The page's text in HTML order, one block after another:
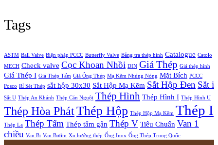
Tags
ASTM Ball Valve Biện pháp PCCC Butterfly Valve Bảng tra thép hình Catalogue Catolo
MECH Check valve Cọc Khoan Nhồi DIN Giá Thép Giá thép hình
Giá Thép I Giá Thép Tấm Giá Ống Thép Mạ Kẽm Nhúng Nóng Mặt Bích PCCC
Posco Rỉ Sét Thép sắt hộp 30x30 Sắt Hộp Mạ Kẽm Sắt Hộp Đen Sắt i
Sắt U Thép An Khánh Thép Cán Nguội Thép Hình Thép Hình I Thép Hình U
Thép Hòa PhátThép Hộp Thép Hộp Mạ Kẽm Thép I
Thép La Thép Tấm Thép tấm gân Thép V Tiêu Chuẩn Van 1
chiều Van Bi Van Bướm Xu hướng thép Ống Inox Ống Thép Trung Quốc